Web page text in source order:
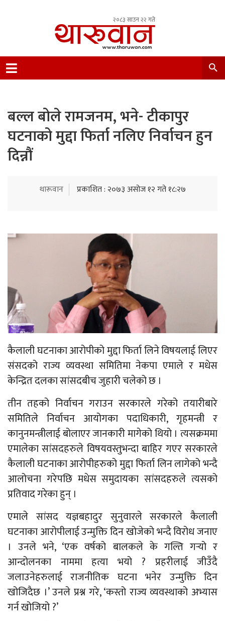
२०८३ साउन २२ गते
Nepal.
बल्ल बोले रामजनम, भने- टीकापुर
घटनाको मुद्दा फिर्ता नलिए निर्वाचन हुन
दिन्नौं
थारूवान प्रकाशित : २०७३ असोज १२ गते १८:२७
कैलाली घटनाका आरोपीको मुद्दा फिर्ता लिने विषयलाई लिएर
संसदको राज्य व्यवस्था समितिमा नेकपा एमाले र मधेस
केन्द्रित दलका सांसदबीच जुहारी चलेको छ ।
तीन तहको निर्वाचन गराउन सरकारले गरेको तयारीबारे
समितिले निर्वाचन आयोगका पदाधिकारी, गृहमन्त्री र
कानुनमन्त्रीलाई बोलाएर जानकारी मागेको थियो । त्यसक्रममा
एमालेका सांसदहरुले विषयवस्तुभन्दा बाहिर गएर सरकारले
कैलाली घटनाका आरोपीहरुको मुद्दा फिर्ता लिन लागेको भन्दै
आलोचना गरेपछि मधेस समुदायका सांसदहरुले त्यसको
प्रतिवाद गरेका हुन् ।
एमाले सांसद यज्ञबहादुर सुनुवारले सरकारले कैलाली
घटनाका आरोपीलाई उन्मुक्ति दिन खोजेको भन्दै विरोध जनाए
। उनले भने, ‘एक वर्षको बालकले के गल्ति गर्‍यो र
आन्दोलनका नाममा हत्या भयो ? प्रहरीलाई जीउँदै
जलाउनेहरुलाई राजनीतिक घटना भनेर उन्मुक्ति दिन
खोजिदैछ ।’ उनले प्रश्न गरे, ‘कस्तो राज्य व्यवस्थाको अभ्यास
गर्न खोजियो ?’